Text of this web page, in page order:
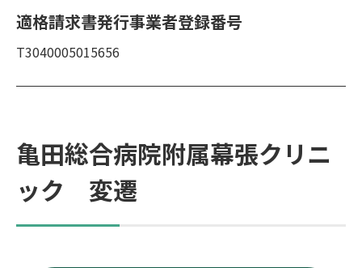
適格請求書発行事業者登録番号
T3040005015656
亀田総合病院附属幕張クリニ
ック 変遷